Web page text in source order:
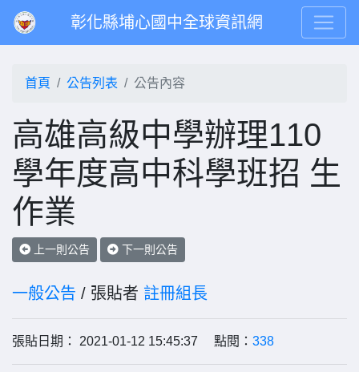
彰化縣埔心國中全球資訊網
首頁 公告列表 公告內容
高雄高級中學辦理110
學年度高中科學班招 生
作業
上一則公告 下一則公告
一般公告 / 張貼者 註冊組長
張貼日期： 2021-01-12 15:45:37 點閱： 338